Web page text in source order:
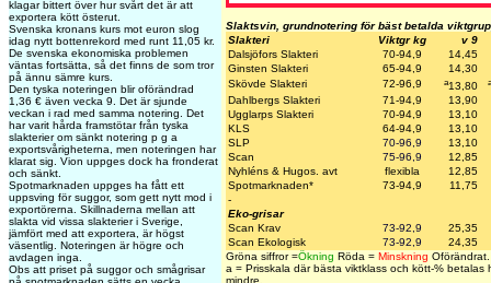
klagar bittert över hur svårt det är att
exportera kött österut.
Svenska kronans kurs mot euron slog
idag nytt bottenrekord med runt 11,05 kr.
De svenska ekonomiska problemen
väntas fortsätta, så det finns de som tror
på ännu sämre kurs.
Den tyska noteringen blir oförändrad
1,36 € även vecka 9. Det är sjunde
veckan i rad med samma notering. Det
har varit hårda framstötar från tyska
slakterier om sänkt notering p g a
exportsvårigheterna, men noteringen har
klarat sig. Vion uppges dock ha fronderat
och sänkt.
Spotmarknaden uppges ha fått ett
uppsving för suggor, som gett nytt mod i
exportörerna. Skillnaderna mellan att
slakta vid vissa slakterier i Sverige,
jämfört med att exportera, är högst
väsentlig. Noteringen är högre och
avdagen inga.
Obs att priset på suggor och smågrisar
Slaktsvin, grundnotering för bäst betalda
Slakteri
Viktgr kg
v 9
Dalsjöfors Slakteri
70-94,9
14,45
Ginsten Slakteri
65-94,9
14,30
Skövde Slakteri
72-96,9 a13,80 a
Dahlbergs Slakteri 71-94,9
13,90
Ugglarps Slakteri
70-94,9
13,10
KLS
64-94,9
13,10
SLP
70-96,9
13,10
Scan
75-96,9
12,85
Nyhléns & Hugos. avt
flexibla
12,85
Spotmarknaden*
73-94,9
11,75
-
Eko-grisar
Scan Krav
73-92,9
25,35
Scan Ekologisk
73-92,9
24,35
Gröna siffror =Ökning Röda = Minskning Oförändrat.
a = Prisskala där bästa viktklass och kött-% betalas
mindre.